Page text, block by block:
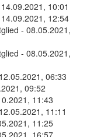
10:01
12:54
- 08.05.2021,
- 08.05.2021,
06:33
09:52
11:43
11:11
11:25